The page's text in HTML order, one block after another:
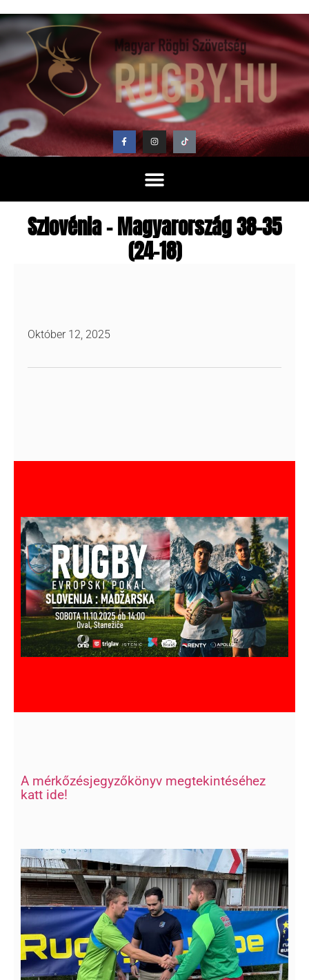
Szlovénia – Magyarország 38-35
(24-18)
Október 12, 2025
A mérkőzésjegyzőkönyv megtekintéséhez
katt ide!